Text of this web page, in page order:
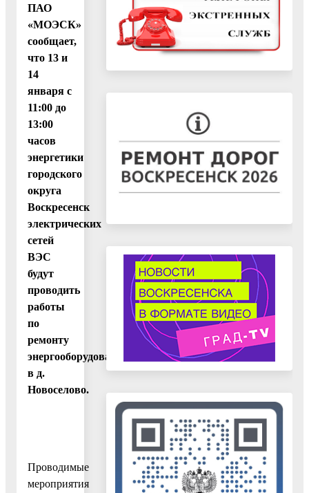
ПАО
«МОЭСК»
сообщает,
что 13 и
14
января с
11:00 до
13:00
часов
энергетики
городского
округа
Воскресенск
электрических
сетей
ВЭС
будут
проводить
работы
по
ремонту
энергооборудования
в д.
Новоселово.
Проводимые
мероприятия